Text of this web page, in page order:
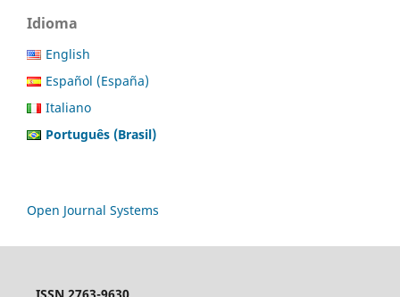
Idioma
English
Español (España)
Italiano
Português (Brasil)
Open Journal Systems